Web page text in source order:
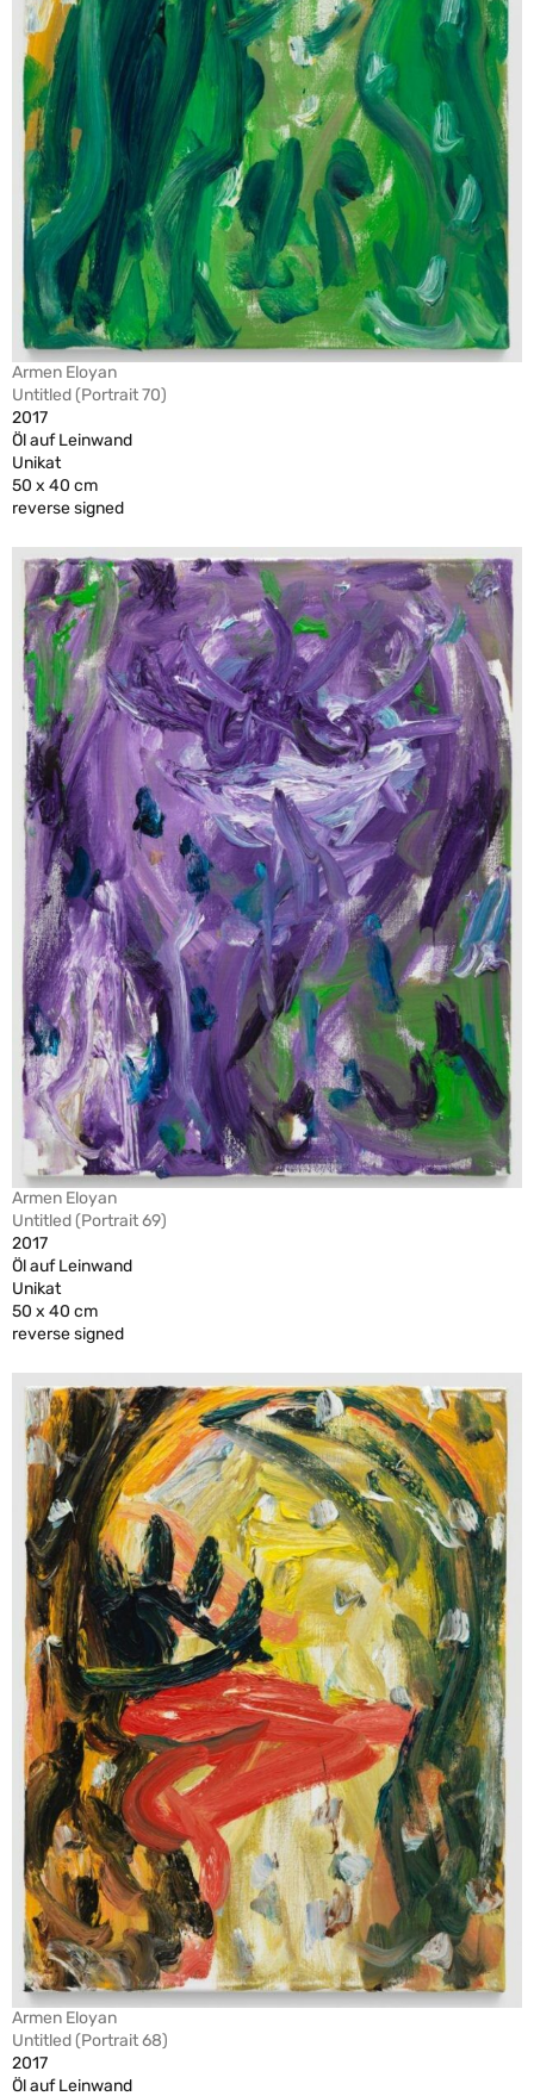
Armen Eloyan
Untitled (Portrait 70)
2017
Öl auf Leinwand
Unikat
50 x 40 cm
reverse signed
Armen Eloyan
Untitled (Portrait 69)
2017
Öl auf Leinwand
Unikat
50 x 40 cm
reverse signed
Armen Eloyan
Untitled (Portrait 68)
2017
Öl auf Leinwand